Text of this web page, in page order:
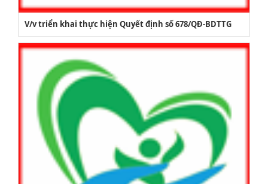
V/v triển khai thực hiện Quyết định số 678/QĐ-BDTTG